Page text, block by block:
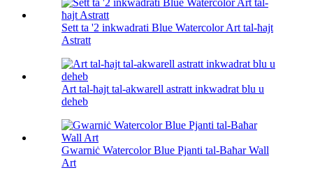
Sett ta '2 inkwadrati Blue Watercolor Art tal-ħajt
Astratt
Art tal-ħajt tal-akwarell astratt inkwadrat blu u
deheb
Gwarniċ Watercolor Blue Pjanti tal-Baħar Wall
Art